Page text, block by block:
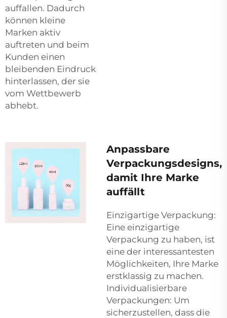
auffallen. Dadurch
können kleine
Marken aktiv
auftreten und beim
Kunden einen
bleibenden Eindruck
hinterlassen, der sie
vom Wettbewerb
abhebt.
Anpassbare
Verpackungsdesigns,
damit Ihre Marke
auffällt
Einzigartige Verpackung:
Eine einzigartige
Verpackung zu haben, ist
eine der interessantesten
Möglichkeiten, Ihre Marke
erstklassig zu machen.
Individualisierbare
Verpackungen: Um
sicherzustellen, dass die